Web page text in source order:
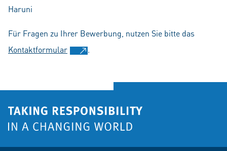
Haruni
Für Fragen zu Ihrer Bewerbung, nutzen Sie bitte das
Kontaktformular
.